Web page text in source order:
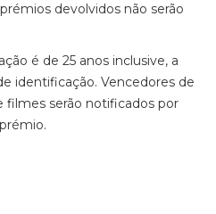
devolvidos não serão
é de 25 anos inclusive, a
identificação. Vencedores de
filmes serão notificados por